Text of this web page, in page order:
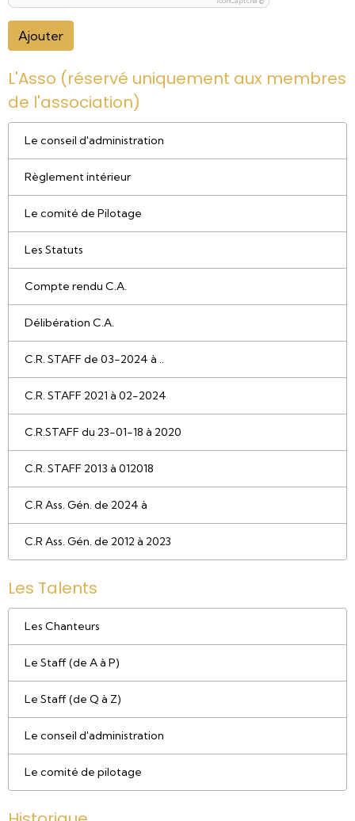
Ajouter
L'Asso (réservé uniquement aux membres
de l'association)
Le conseil d'administration
Règlement intérieur
Le comité de Pilotage
Les Statuts
Compte rendu C.A.
Délibération C.A.
C.R. STAFF de 03-2024 à ..
C.R. STAFF 2021 à 02-2024
C.R.STAFF du 23-01-18 à 2020
C.R. STAFF 2013 à 012018
C.R Ass. Gén. de 2024 à
C.R Ass. Gén. de 2012 à 2023
Les Talents
Les Chanteurs
Le Staff (de A à P)
Le Staff (de Q à Z)
Le conseil d'administration
Le comité de pilotage